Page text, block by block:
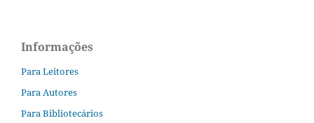
Informações
Para Leitores
Para Autores
Para Bibliotecários